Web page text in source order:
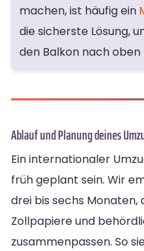
machen, ist häufig ein
die sicherste Lösung,
den Balkon nach oben
Ablauf und Planung deines
Ein internationaler
früh geplant sein. Wir
drei bis sechs
Zollpapiere und
zusammenpassen. So